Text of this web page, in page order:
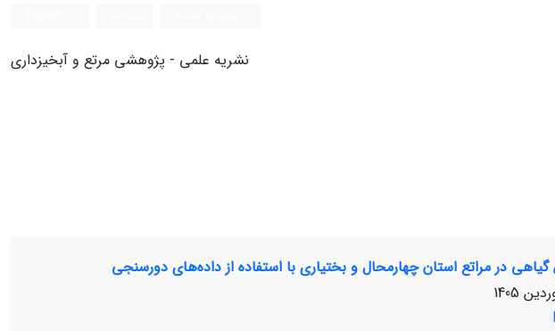
نشریه علمی - پژوهشی مرتع و آبخیزداری
در مراتع استان چهارمحال و بختیاری با استفاده از داده‌های دورسنجی